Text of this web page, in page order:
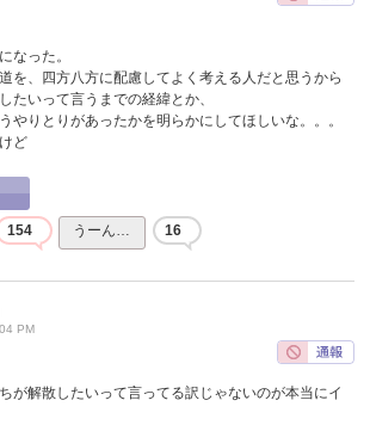
なった。
を、四方八方に配慮してよく考える人だと思うから
たいって言うまでの経緯とか、
やりとりがあったかを明らかにしてほしいな。。。
ど
154 うーん… 16
PM
が解散したいって言ってる訳じゃないのが本当にイ